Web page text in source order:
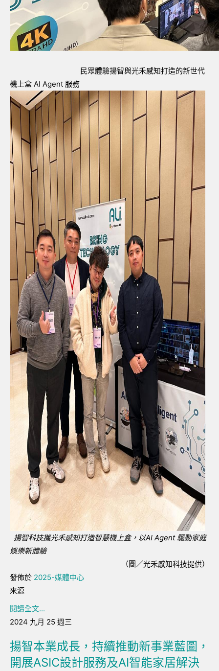
民眾體驗揚智與光禾感知打造的新世代
機上盒 AI Agent 服務
揚智科技攜光禾感知打造智慧機上盒，以AI Agent 驅動家庭
娛樂新體驗
（圖／光禾感知科技提供）
發佈於 2025-媒體中心
來源
閱讀全文...
2024 九月 25 週三
揚智本業成長，持續推動新事業藍圖，
開展ASIC設計服務及AI智能家居解決